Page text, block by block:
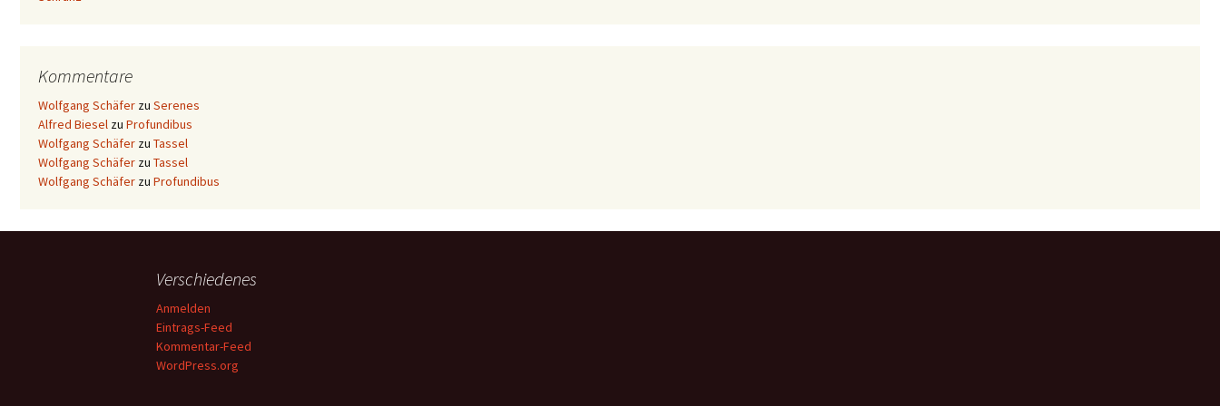
Kommentare
Wolfgang Schäfer zu Serenes
Alfred Biesel zu Profundibus
Wolfgang Schäfer zu Tassel
Wolfgang Schäfer zu Tassel
Wolfgang Schäfer zu Profundibus
Verschiedenes
Anmelden
Eintrags-Feed
Kommentar-Feed
WordPress.org